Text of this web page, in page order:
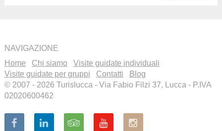
NAVIGAZIONE
Home
Chi siamo
Visite guidate individuali
Visite guidate per gruppi
Contatti
Blog
© 2007 - 2026 Turislucca - Via Fabio Filzi 37, Lucca - P.IVA
02020600462